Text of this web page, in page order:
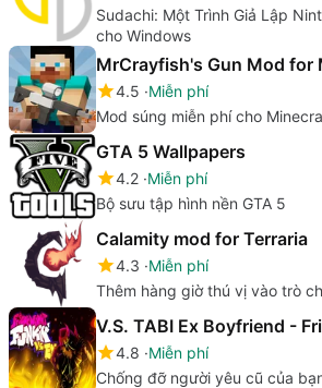
Sudachi: Một Trình Giả Lập
cho Windows
MrCrayfish's Gun Mod for
4.5 Miễn phí
Mod súng miễn phí cho
GTA 5 Wallpapers
4.2 Miễn phí
Bộ sưu tập hình nền GTA 5
Calamity mod for Terraria
4.3 Miễn phí
Thêm hàng giờ thú vị vào trò
4.8 Miễn phí
Chống đỡ người yêu cũ của